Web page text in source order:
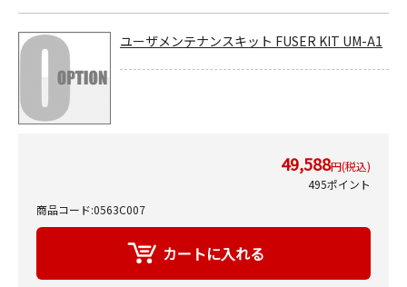
ユーザメンテナンスキット FUSER KIT UM-A1
49,588円(税込)
495ポイント
商品コード:0563C007